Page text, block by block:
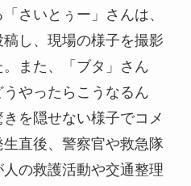
さいとぅー」さんは、
稿し、現場の様子を撮影
また、「ブタ」さん
やったらこうなるん
を隠せない様子でコメ
直後、警察官や救急隊
の救護活動や交通整理